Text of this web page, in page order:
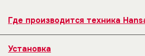
Где производится техника
производству плит была открыта
Установка